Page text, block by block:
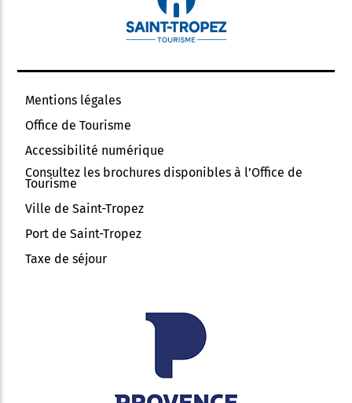
Mentions légales
Office de Tourisme
Accessibilité numérique
Consultez les brochures disponibles à l’Office de
Tourisme
Ville de Saint-Tropez
Port de Saint-Tropez
Taxe de séjour